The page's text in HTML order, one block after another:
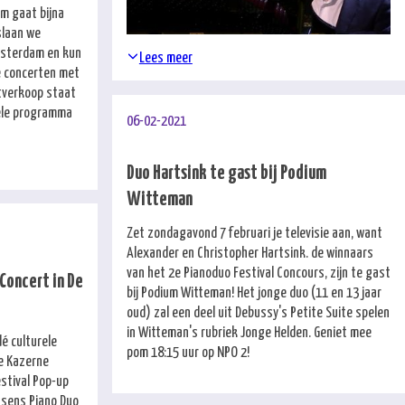
Lees meer
gaat bijna
we
en kun
concerten met
staat
programma
06-02-2021
Duo Hartsink te gast bij Podium
Witteman
Zet zondagavond 7 februari je televisie aan, want
Alexander en Christopher Hartsink. de winnaars
van het 2e Pianoduo Festival Concours, zijn te gast
bij Podium Witteman! Het jonge duo (11 en 13 jaar
oud) zal een deel uit Debussy's Petite Suite spelen
in Witteman's rubriek Jonge Helden. Geniet mee
pom 18:15 uur op NPO 2!
Concert in De
culturele
Kazerne
Pop-up
Piano Duo